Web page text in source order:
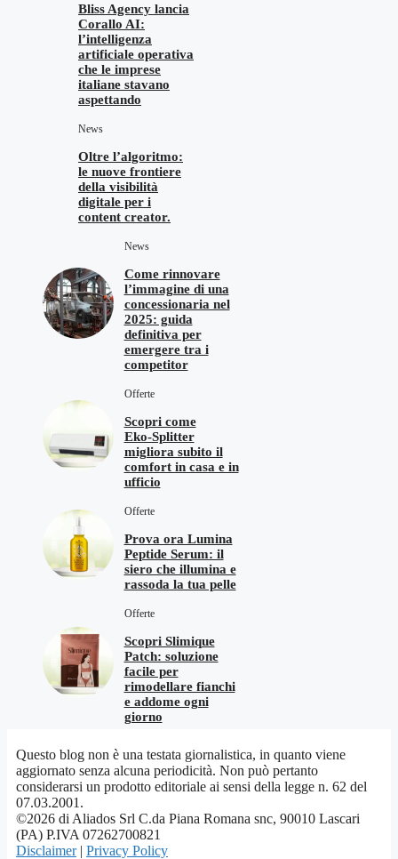
Bliss Agency lancia
Corallo AI:
l’intelligenza
artificiale operativa
che le imprese
italiane stavano
aspettando
News
Oltre l’algoritmo:
le nuove frontiere
della visibilità
digitale per i
content creator.
News
Come rinnovare
l’immagine di una
concessionaria nel
2025: guida
definitiva per
emergere tra i
competitor
Offerte
Scopri come
Eko‑Splitter
migliora subito il
comfort in casa e in
ufficio
Offerte
Prova ora Lumina
Peptide Serum: il
siero che illumina e
rassoda la tua pelle
Offerte
Scopri Slimique
Patch: soluzione
facile per
rimodellare fianchi
e addome ogni
giorno
Questo blog non è una testata giornalistica, in quanto viene
aggiornato senza alcuna periodicità. Non può pertanto
considerarsi un prodotto editoriale ai sensi della legge n. 62 del
07.03.2001.
©2026 di Aliados Srl C.da Piana Romana snc, 90010 Lascari
(PA) P.IVA 07262700821
Disclaimer| Privacy Policy